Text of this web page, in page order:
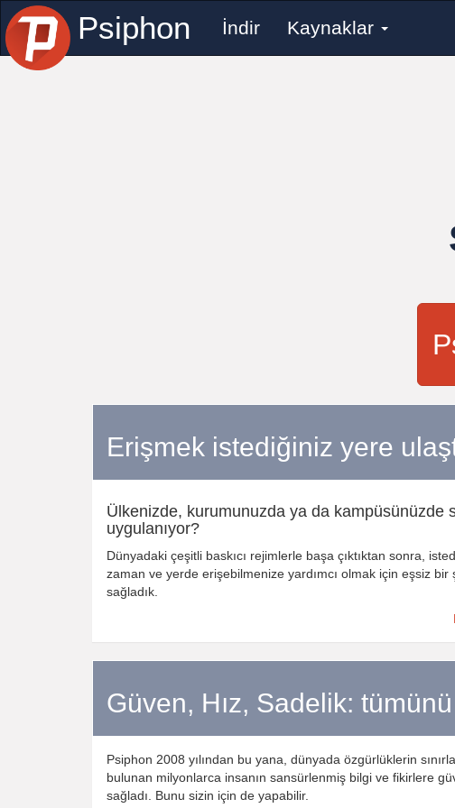
Psiphon İndir Kaynaklar
Erişmek istediğiniz yere
Ülkenizde, kurumunuzda ya da kampüsünüzde
uygulanıyor?
Dünyadaki çeşitli baskıcı rejimlerle başa çıktıktan sonra,
zaman ve yerde erişebilmenize yardımcı olmak için eşsiz bir
sağladık.
Güven, Hız, Sadelik:
Psiphon 2008 yılından bu yana, dünyada özgürlüklerin
bulunan milyonlarca insanın sansürlenmiş bilgi ve fikirlere
sağladı. Bunu sizin için de yapabilir.